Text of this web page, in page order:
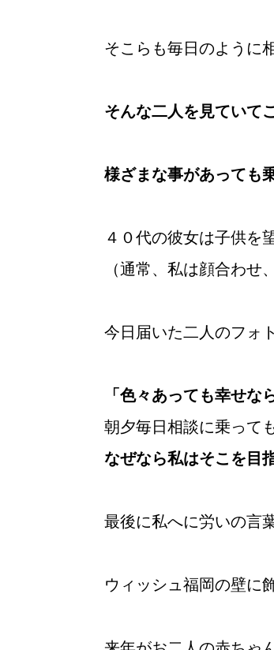
そこらも毎日のように
そんな二人を見ていて
様ざまな事があっても
４０代の彼女は子供を
（通常、私は顔合わせ
今日届いた二人のフォ
「色々あっても幸せな
朝夕毎日相談に乗って
なぜなら私はそこを目
最後に私へに労いの言
ウィッシュ福岡の壁に